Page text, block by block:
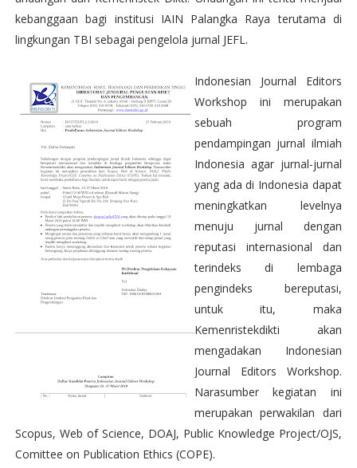
kebanggaan bagi institusi IAIN Palangka Raya terutama di
lingkungan TBI sebagai pengelola jurnal JEFL.
Indonesian Journal Editors
Workshop ini merupakan
sebuah program
pendampingan jurnal ilmiah
Indonesia agar jurnal-jurnal
yang ada di Indonesia dapat
meningkatkan levelnya
menuju jurnal dengan
reputasi internasional dan
terindeks di lembaga
pengindeks bereputasi,
untuk itu, maka
Kemenristekdikti akan
mengadakan Indonesian
Journal Editors Workshop.
Narasumber kegiatan ini
merupakan perwakilan dari
Scopus, Web of Science, DOAJ, Public Knowledge Project/OJS,
Comittee on Publication Ethics (COPE).